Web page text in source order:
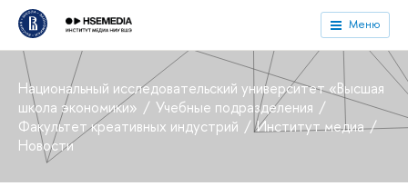
Меню
Национальный исследовательский университет «Высшая
школа экономики»
Учебные подразделения
Факультет креативных индустрий
Институт медиа
Новости